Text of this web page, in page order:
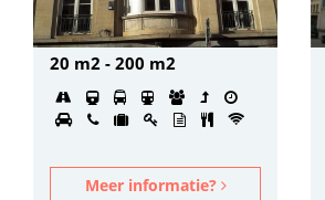
20 m2 - 200 m2
Meer informatie?